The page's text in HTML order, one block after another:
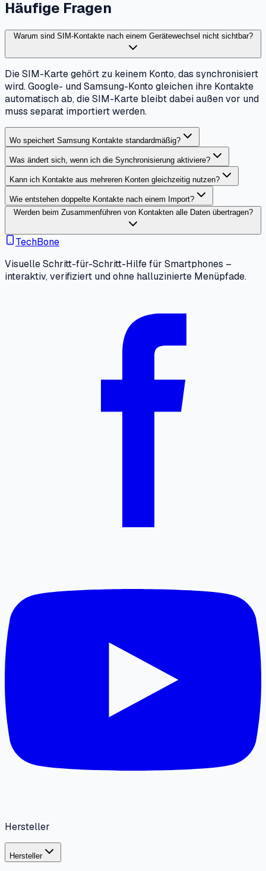
Häufige Fragen
Warum sind SIM-Kontakte nach einem Gerätewechsel nicht sichtbar?
Die SIM-Karte gehört zu keinem Konto, das synchronisiert
wird. Google- und Samsung-Konto gleichen ihre Kontakte
automatisch ab, die SIM-Karte bleibt dabei außen vor und
muss separat importiert werden.
Wo speichert Samsung Kontakte standardmäßig?
Was ändert sich, wenn ich die Synchronisierung aktiviere?
Kann ich Kontakte aus mehreren Konten gleichzeitig nutzen?
Wie entstehen doppelte Kontakte nach einem Import?
Werden beim Zusammenführen von Kontakten alle Daten übertragen?
TechBone
Visuelle Schritt-für-Schritt-Hilfe für Smartphones –
interaktiv, verifiziert und ohne halluzinierte Menüpfade.
Hersteller
Hersteller